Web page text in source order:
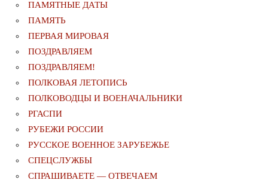
ПАМЯТНЫЕ ДАТЫ
ПАМЯТЬ
ПЕРВАЯ МИРОВАЯ
ПОЗДРАВЛЯЕМ
ПОЗДРАВЛЯЕМ!
ПОЛКОВАЯ ЛЕТОПИСЬ
ПОЛКОВОДЦЫ И ВОЕНАЧАЛЬНИКИ
РГАСПИ
РУБЕЖИ РОССИИ
РУССКОЕ ВОЕННОЕ ЗАРУБЕЖЬЕ
СПЕЦСЛУЖБЫ
СПРАШИВАЕТЕ — ОТВЕЧАЕМ